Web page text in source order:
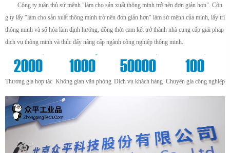
Công ty tuân thủ sứ mệnh "làm cho sản xuất thông minh trở nên đơn giản hơn". Côn
g ty lấy "làm cho sản xuất thông minh trở nên đơn giản hơn" làm sứ mệnh của mình, lấy trí
thông minh và số hóa làm định hướng, đồng thời cam kết trở thành nhà cung cấp giải pháp
dịch vụ thông minh và thúc đẩy nâng cấp ngành công nghiệp thông minh.
2000
+
Thương gia hợp tác
1000
m²
Không gian văn phòng
50000
+
Dịch vụ khách hàng
100
+
Chuyên gia công nghiệp